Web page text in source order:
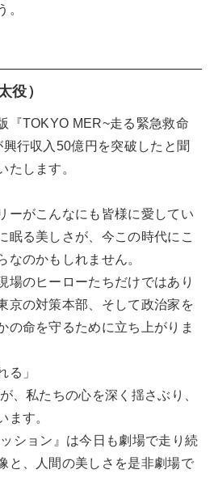
。
役）
『TOKYO MER~走る緊急救命
行収入50億円を突破したと聞
たします。
ーがこんなにも皆様に愛してい
眠る美しさが、今この時代にこ
なのかもしれません。
場のヒーローたちだけではあり
京の対策本部、そして政治家を
の命を守るために立ち上がりま
る」
、私たちの心を深く揺さぶり、
ます。
ション』は今日も劇場で走り続
と、人間の美しさを是非劇場で